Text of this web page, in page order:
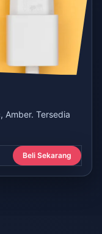
Amber. Tersedia
Beli Sekarang